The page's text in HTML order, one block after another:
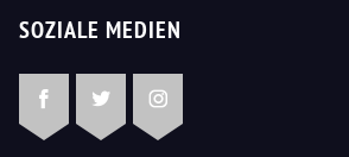
SOZIALE MEDIEN
FacebookTwitterInstagram